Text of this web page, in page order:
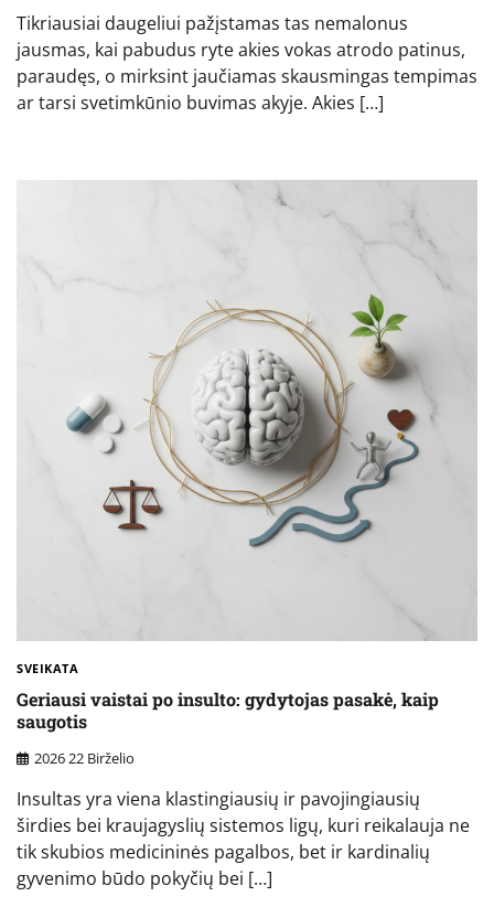
Tikriausiai daugeliui pažįstamas tas nemalonus
jausmas, kai pabudus ryte akies vokas atrodo patinus,
paraudęs, o mirksint jaučiamas skausmingas tempimas
ar tarsi svetimkūnio buvimas akyje. Akies […]
SVEIKATA
Geriausi vaistai po insulto: gydytojas pasakė, kaip
saugotis
2026 22 Birželio
Insultas yra viena klastingiausių ir pavojingiausių
širdies bei kraujagyslių sistemos ligų, kuri reikalauja ne
tik skubios medicininės pagalbos, bet ir kardinalių
gyvenimo būdo pokyčių bei […]